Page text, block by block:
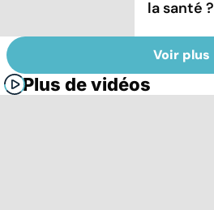
la santé ?
Voir plus
Plus de vidéos